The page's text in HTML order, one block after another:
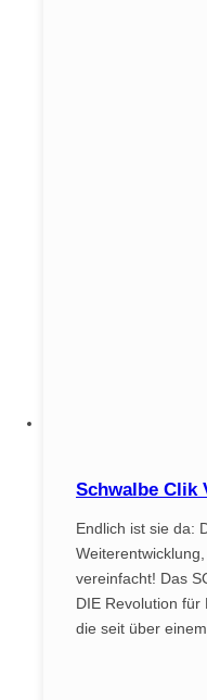
Schwalbe Clik
Endlich ist sie da:
vereinfacht! Das
DIE Revolution für
die seit über